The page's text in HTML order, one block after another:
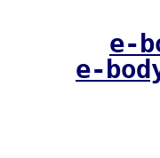
e-
e-